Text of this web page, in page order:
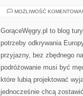
MOŻLIWOŚĆ
GorąceWęgry.pl to blog
potrzeby odkrywania
przyjazny, bez zbędnego
podróżowanie musi być
które lubią projektować
jednocześnie chcą